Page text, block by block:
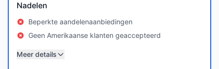
Nadelen
Beperkte aandelenaanbiedingen
Geen Amerikaanse klanten geaccepteerd
Meer details